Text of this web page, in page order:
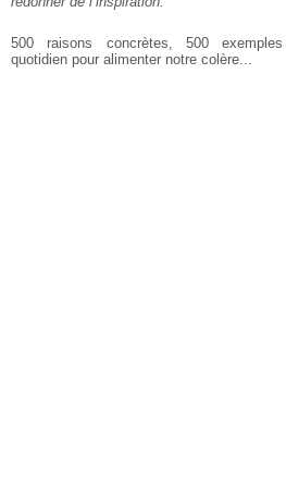
500 raisons concrètes, 500
quotidien pour alimenter notre colère...